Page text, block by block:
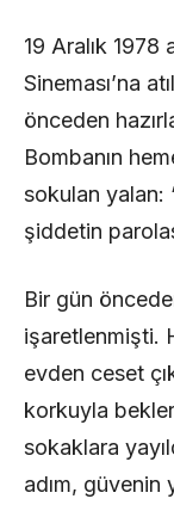
19 Aralık 1978
Sineması’na
önceden
Bombanın
sokulan yalan:
şiddetin
Bir gün
işaretlenmişti.
evden ceset
korkuyla
sokaklara
adım, güvenin